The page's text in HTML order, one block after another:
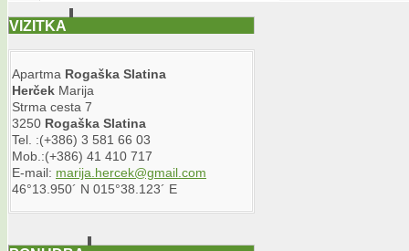
VIZITKA
Apartma Rogaška Slatina
Herček Marija
Strma cesta 7
3250 Rogaška Slatina
Tel. :(+386) 3 581 66 03
Mob.:(+386) 41 410 717
E-mail: marija.hercek@gmail.com
46°13.950´ N 015°38.123´ E